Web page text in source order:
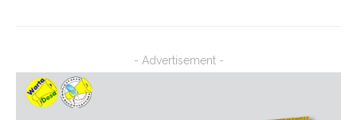
- Advertisement -